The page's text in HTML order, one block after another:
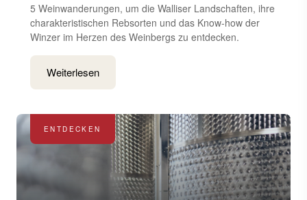
5 Weinwanderungen, um die Walliser Landschaften, ihre
charakteristischen Rebsorten und das Know-how der
Winzer im Herzen des Weinbergs zu entdecken.
Weiterlesen
ENTDECKEN